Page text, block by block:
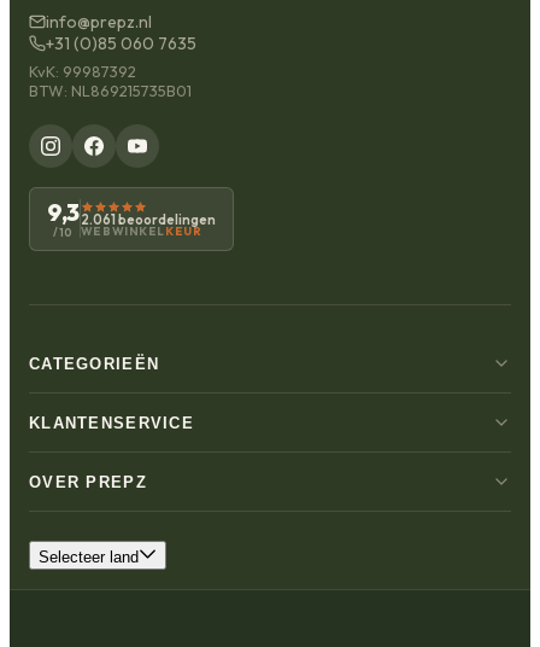
info@prepz.nl
+31 (0)85 060 7635
KvK: 99987392
BTW: NL869215735B01
9,3
/10
2.061 beoordelingen
WEBWINKELKEUR
CATEGORIEËN
KLANTENSERVICE
OVER PREPZ
Selecteer land